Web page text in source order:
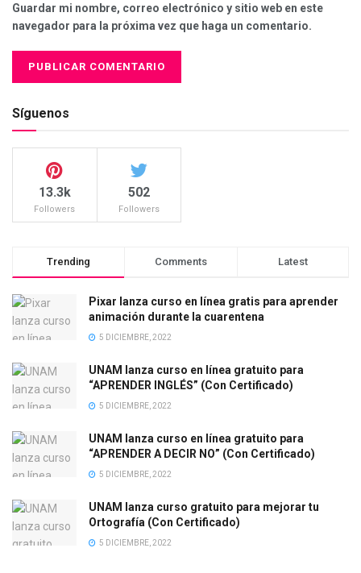
Guardar mi nombre, correo electrónico y sitio web en este
navegador para la próxima vez que haga un comentario.
Síguenos
13.3k
Followers
502
Followers
Trending Comments Latest
Pixar lanza curso en línea gratis para aprender
animación durante la cuarentena
5 DICIEMBRE, 2022
UNAM lanza curso en línea gratuito para
“APRENDER INGLÉS” (Con Certificado)
5 DICIEMBRE, 2022
UNAM lanza curso en línea gratuito para
“APRENDER A DECIR NO” (Con Certificado)
5 DICIEMBRE, 2022
UNAM lanza curso gratuito para mejorar tu
Ortografía (Con Certificado)
5 DICIEMBRE, 2022